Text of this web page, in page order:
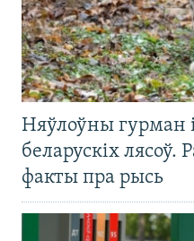
Няўлоўны гурман
беларускіх лясоў.
факты пра рысь